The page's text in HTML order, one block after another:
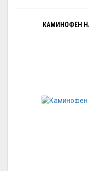
КАМИНОФЕН НА